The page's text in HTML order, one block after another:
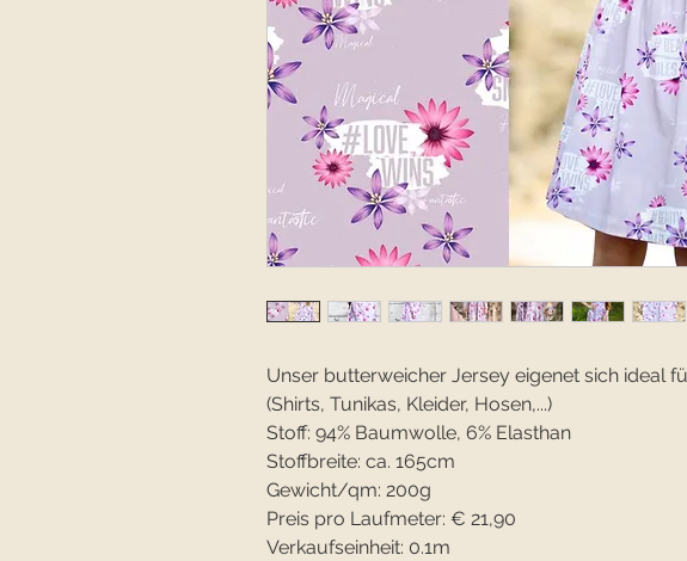
Unser butterweicher Jersey eigenet sich ideal
(Shirts, Tunikas, Kleider, Hosen,...)
Stoff: 94% Baumwolle, 6% Elasthan
Stoffbreite: ca. 165cm
Gewicht/qm: 200g
Preis pro Laufmeter: € 21,90
Verkaufseinheit: 0.1m